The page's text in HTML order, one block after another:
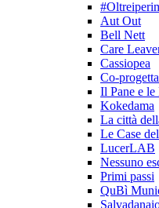
Aut Out
Bell Nett
Care
Cassiopea
Co-
Il Pane e
Kokedama
La città
Le Case
LucerLAB
Nessuno
Primi passi
QuBì